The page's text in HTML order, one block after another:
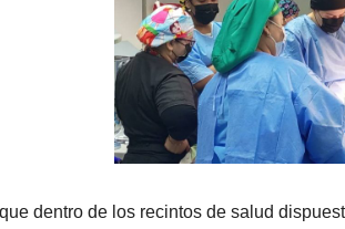
dentro de los recintos de salud